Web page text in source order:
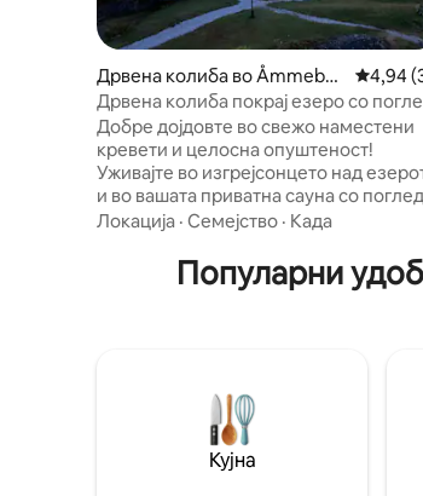
Дрвена колиба во Åmmeber
g
4,94
Дрвена колиба покрај езеро со
кон сауна и изгрејсонце
Добре дојдовте во свежо наместени
кревети и целосна опуштеност!
Уживајте во изгрејсонцето над
и во вашата приватна сауна со поглед.
Природа: во близина на националниот
патеки за пешачење. • Активности: на
2 км од голф клубот „Аскерсунд“ и
Приватна тераса/сауна,
пристаништето го делите со нас. •
Регион: 10 минути до идиличниот
Аскерсунд. Во близина на Оребро и
Локација · Семејство · Када
Популарни
Кујна